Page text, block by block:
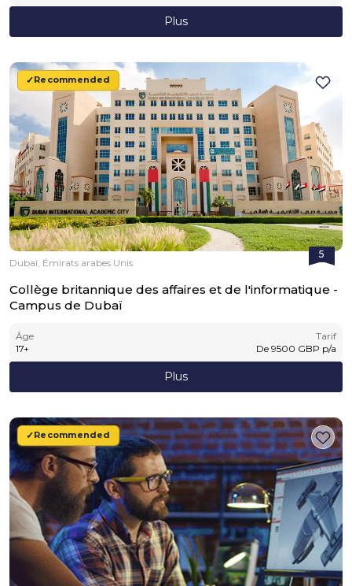
Plus
Recommended
5
Dubaï, Émirats arabes Unis
Collège britannique des affaires et de l'informatique -
Campus de Dubaï
Âge
17+
Tarif
De 9500 GBP p/a
Plus
Recommended